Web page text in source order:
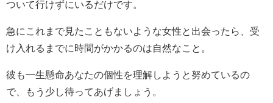
ついて行けずにいるだけです。
急にこれまで見たこともないような女性と出会ったら、受
け入れるまでに時間がかかるのは自然なこと。
彼も一生懸命あなたの個性を理解しようと努めているの
で、もう少し待ってあげましょう。